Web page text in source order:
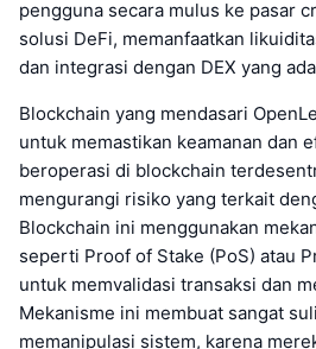
pengguna secara mulus ke pasar
solusi DeFi, memanfaatkan
dan integrasi dengan DEX yang
Blockchain yang mendasari
untuk memastikan keamanan dan
beroperasi di blockchain
mengurangi risiko yang terkait
Blockchain ini menggunakan
seperti Proof of Stake (PoS) atau
untuk memvalidasi transaksi dan
Mekanisme ini membuat sangat
memanipulasi sistem, karena